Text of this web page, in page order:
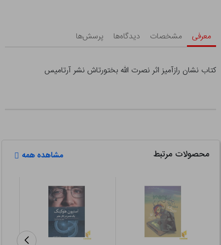
معرفی مشخصات دیدگاه‌ها پرسش‌ها
کتاب نشان رازآمیز اثر نصرت الله بختورتاش نشر آرتامیس
محصولات مرتبط مشاهده همه